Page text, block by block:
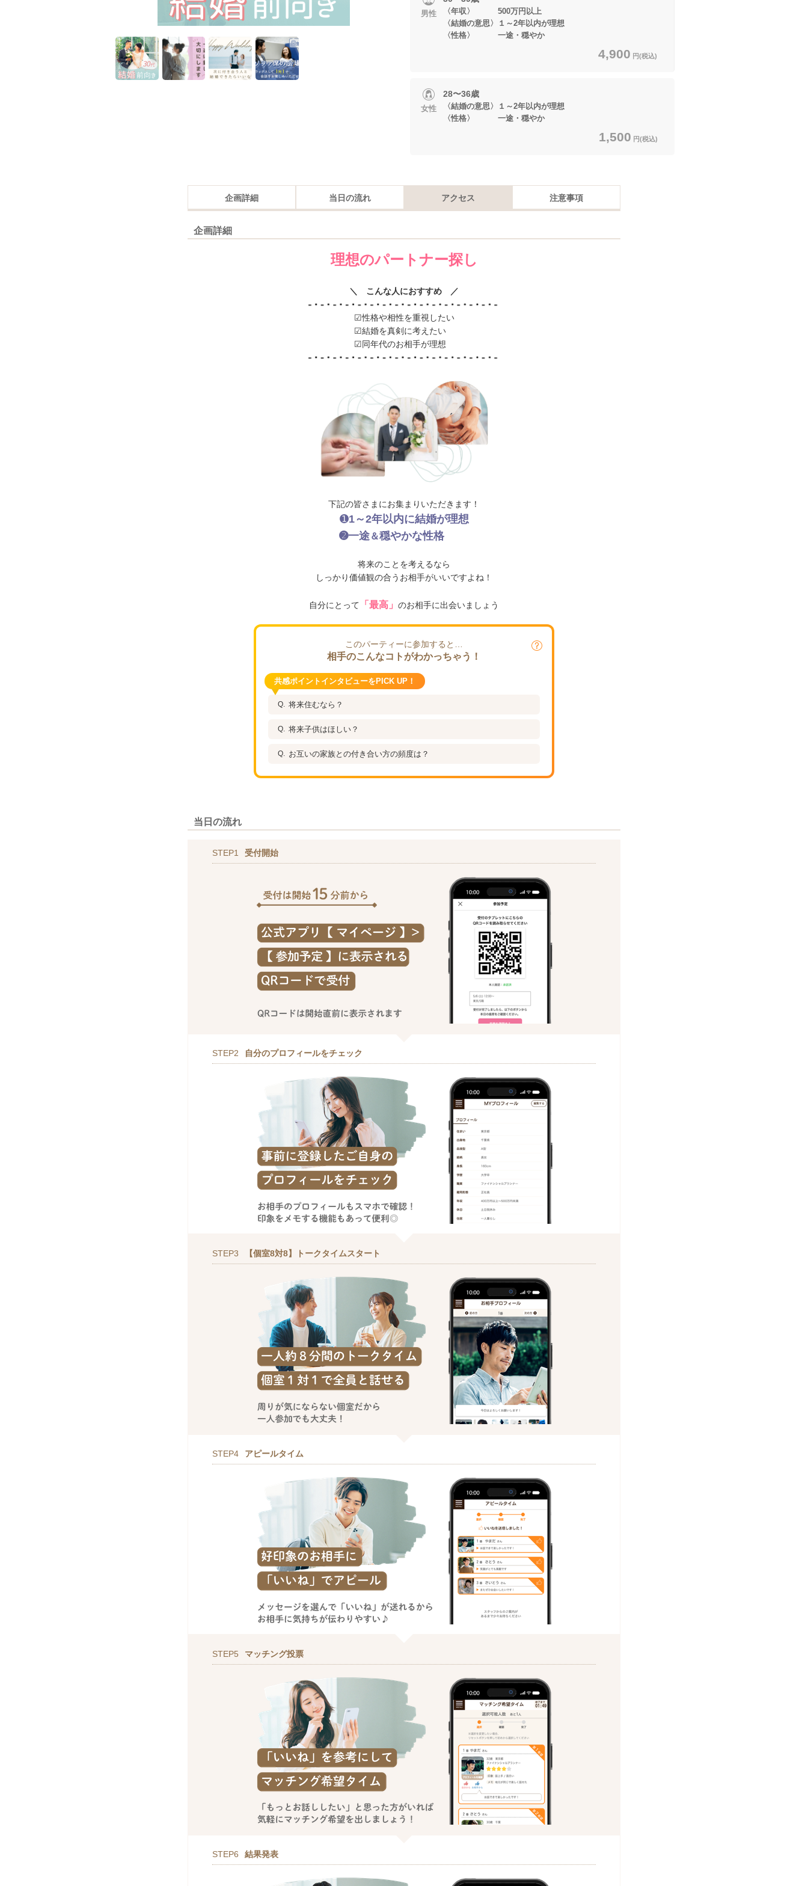
男性
〈年収〉 500万円以上
〈結婚の意思〉１～2年以内が理想
〈性格〉 一途・穏やか
4,900 円(税込)
女性
28〜36歳
〈結婚の意思〉１～2年以内が理想
〈性格〉 一途・穏やか
1,500 円(税込)
企画詳細 当日の流れ アクセス 注意事項
企画詳細
理想のパートナー探し
＼ こんな人におすすめ ／
☑性格や相性を重視したい
☑結婚を真剣に考えたい
☑同年代のお相手が理想
下記の皆さまにお集まりいただきます！
➊1～2年以内に結婚が理想
➋一途＆穏やかな性格
将来のことを考えるなら
しっかり価値観の合うお相手がいいですよね！
自分にとって 「最高」 のお相手に出会いましょう
このパーティーに参加すると…
相手のこんなコトがわかっちゃう！
共感ポイントインタビューをPICK UP！
将来住むなら？
将来子供はほしい？
お互いの家族との付き合い方の頻度は？
当日の流れ
STEP1 受付開始
STEP2 自分のプロフィールをチェック
STEP3 【個室8対8】トークタイムスタート
STEP4 アピールタイム
STEP5 マッチング投票
STEP6 結果発表